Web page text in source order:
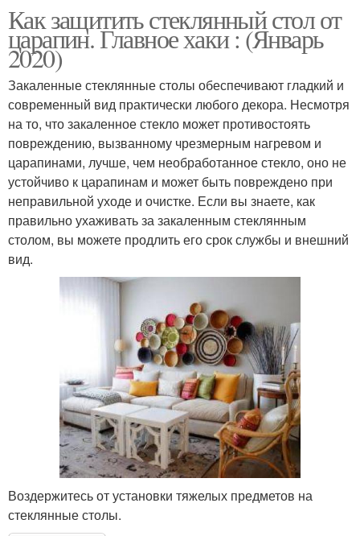
Как защитить стеклянный стол от
царапин. Главное хаки : (Январь
2020)
Закаленные стеклянные столы обеспечивают гладкий и
современный вид практически любого декора. Несмотря
на то, что закаленное стекло может противостоять
повреждению, вызванному чрезмерным нагревом и
царапинами, лучше, чем необработанное стекло, оно не
устойчиво к царапинам и может быть повреждено при
неправильной уходе и очистке. Если вы знаете, как
правильно ухаживать за закаленным стеклянным
столом, вы можете продлить его срок службы и внешний
вид.
Воздержитесь от установки тяжелых предметов на
стеклянные столы.